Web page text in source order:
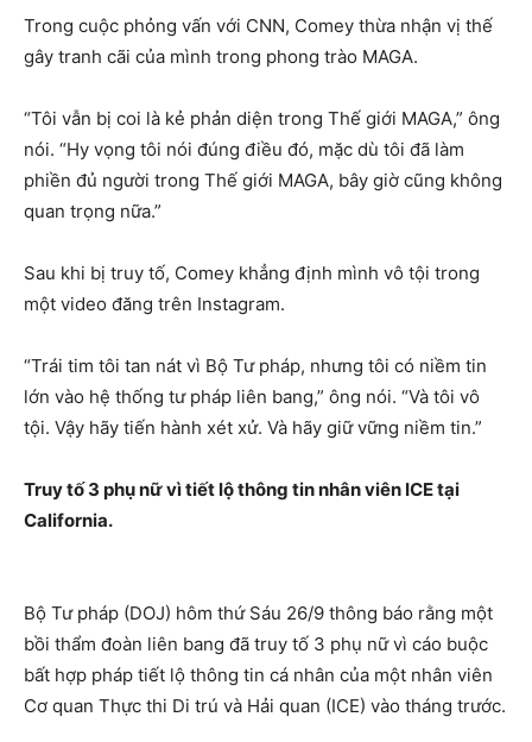
Trong cuộc phỏng vấn với CNN, Comey thừa nhận vị thế
gây tranh cãi của mình trong phong trào MAGA.
“Tôi vẫn bị coi là kẻ phản diện trong Thế giới MAGA,” ông
nói. “Hy vọng tôi nói đúng điều đó, mặc dù tôi đã làm
phiền đủ người trong Thế giới MAGA, bây giờ cũng không
quan trọng nữa.”
Sau khi bị truy tố, Comey khẳng định mình vô tội trong
một video đăng trên Instagram.
“Trái tim tôi tan nát vì Bộ Tư pháp, nhưng tôi có niềm tin
lớn vào hệ thống tư pháp liên bang,” ông nói. “Và tôi vô
tội. Vậy hãy tiến hành xét xử. Và hãy giữ vững niềm tin.”
Truy tố 3 phụ nữ vì tiết lộ thông tin nhân viên ICE tại
California.
Bộ Tư pháp (DOJ) hôm thứ Sáu 26/9 thông báo rằng một
bồi thẩm đoàn liên bang đã truy tố 3 phụ nữ vì cáo buộc
bất hợp pháp tiết lộ thông tin cá nhân của một nhân viên
Cơ quan Thực thi Di trú và Hải quan (ICE) vào tháng trước.